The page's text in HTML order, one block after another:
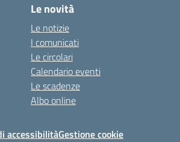
Le novità
Le notizie
I comunicati
Le circolari
Calendario eventi
Le scadenze
Albo online
accessibilitàGestione cookie